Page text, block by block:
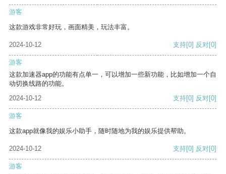
游客
这款游戏非常好玩，画面精美，玩法丰富。
2024-10-12 支持[0] 反对[0]
游客
这款加速器app的功能有点单一，可以增加一些新功能，比如增加一个自
动切换线路的功能。
2024-10-12
支持[0] 反对[0]
游客
这款app就像我的娱乐小助手，随时随地为我的娱乐提供帮助。
2024-10-12 支持[0] 反对[0]
游客